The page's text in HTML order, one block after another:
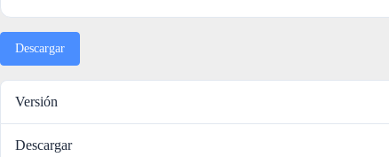
Descargar
Versión
Descargar